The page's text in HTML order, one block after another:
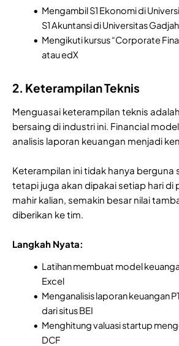
Mengambil S1 Ekonomi di
S1 Akuntansi di Universitas
Mengikuti kursus “Corporate
atau edX
2. Keterampilan Teknis
Menguasai keterampilan teknis
bersaing di industri ini. Financial
analisis laporan keuangan menjadi
Keterampilan ini tidak hanya berguna
tetapi juga akan dipakai setiap hari di
mahir kalian, semakin besar nilai
diberikan ke tim.
Langkah Nyata:
Latihan membuat model
Excel
Menganalisis laporan keuangan
dari situs BEI
Menghitung valuasi startup
DCF